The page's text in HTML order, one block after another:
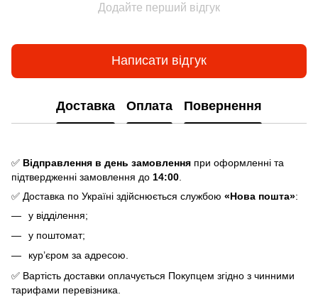
Додайте перший відгук
Написати відгук
Доставка Оплата Повернення
✅ Відправлення в день замовлення при оформленні та
підтвердженні замовлення до 14:00
✅ Доставка по Україні здійснюється службою «Нова пошта»:
у відділення;
у поштомат;
кур’єром за адресою.
✅ Вартість доставки оплачується Покупцем згідно з чинними
тарифами перевізника.